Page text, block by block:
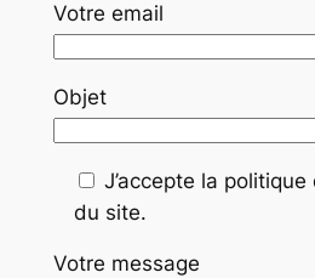
Votre email
Objet
J’accepte la
du site.
Votre message